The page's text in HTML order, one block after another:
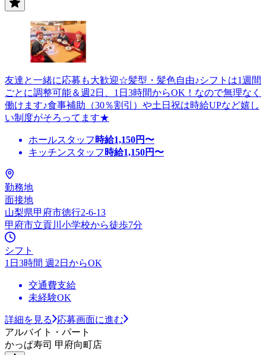
友達と一緒に応募も大歓迎☆髪型・髪色自由♪シフトは1週間
ごとに調整可能＆週2日、1日3時間からOK！なので無理なく
働けます♪食事補助（30％割引）や土日祝は時給UPなど嬉し
い制度がそろってます★
ホールスタッフ 時給1,150円〜
キッチンスタッフ 時給1,150円〜
勤務地
面接地
山梨県甲府市徳行2-6-13
甲府市立貢川小学校から徒歩7分
シフト
1日3時間 週2日からOK
交通費支給
未経験OK
詳細を見る
応募画面に進む
アルバイト・パート
かっぱ寿司 甲府向町店